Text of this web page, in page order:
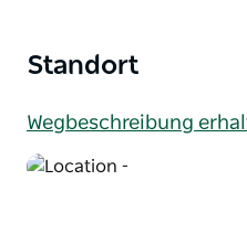
Standort
Wegbeschreibung